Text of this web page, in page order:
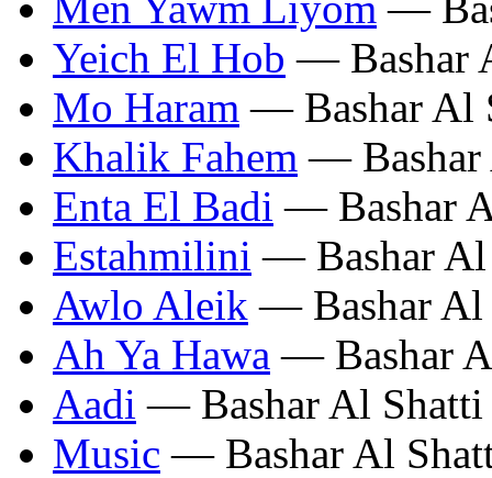
Yeich El Hob — Bashar
Mo Haram — Bashar Al
Khalik Fahem — Bashar
Enta El Badi — Bashar
Estahmilini — Bashar Al
Awlo Aleik — Bashar Al
Ah Ya Hawa — Bashar
Aadi — Bashar Al Shatti
Music — Bashar Al